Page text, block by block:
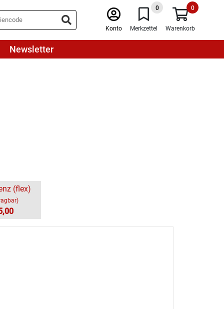
Konto
0
Merkzettel
0
Warenkorb
Newsletter
(flex)